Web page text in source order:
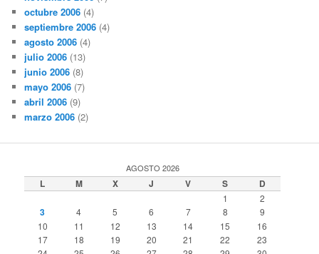
octubre 2006 (4)
septiembre 2006 (4)
agosto 2006 (4)
julio 2006 (13)
junio 2006 (8)
mayo 2006 (7)
abril 2006 (9)
marzo 2006 (2)
AGOSTO 2026
L M X J V S D
1 2
3 4 5 6 7 8
9
10
11 12 13 14 15
16
17
18 19 20 21 22
23